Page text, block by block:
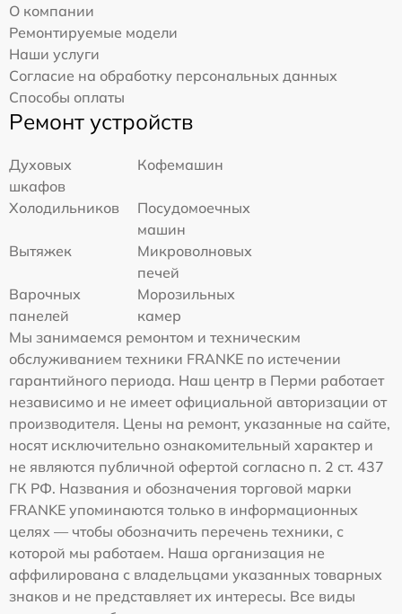
О компании
Ремонтируемые модели
Наши услуги
Согласие на обработку персональных данных
Способы оплаты
Ремонт устройств
Духовых
шкафов
Кофемашин
Холодильников
Посудомоечных
машин
Вытяжек
Микроволновых
печей
Варочных
панелей
Морозильных
камер
Мы занимаемся ремонтом и техническим
обслуживанием техники FRANKE по истечении
гарантийного периода. Наш центр в Перми работает
независимо и не имеет официальной авторизации от
производителя. Цены на ремонт, указанные на сайте,
носят исключительно ознакомительный характер и
не являются публичной офертой согласно п. 2 ст. 437
ГК РФ. Названия и обозначения торговой марки
FRANKE упоминаются только в информационных
целях — чтобы обозначить перечень техники, с
которой мы работаем. Наша организация не
аффилирована с владельцами указанных товарных
знаков и не представляет их интересы. Все виды